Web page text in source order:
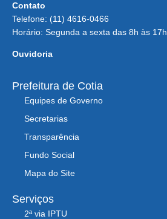
Contato
Telefone: (11) 4616-0466
Horário: Segunda a sexta das 8h às 17h
Ouvidoria
Prefeitura de Cotia
Equipes de Governo
Secretarias
Transparência
Fundo Social
Mapa do Site
Serviços
2ª via IPTU